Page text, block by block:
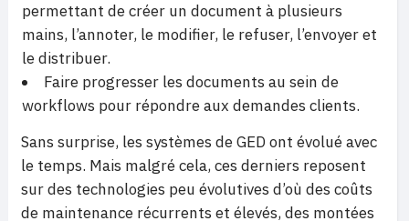
permettant de créer un document à plusieurs
mains, l’annoter, le modifier, le refuser, l’envoyer et
le distribuer.
Faire progresser les documents au sein de
workflows pour répondre aux demandes clients.
Sans surprise, les systèmes de GED ont évolué avec
le temps. Mais malgré cela, ces derniers reposent
sur des technologies peu évolutives d’où des coûts
de maintenance récurrents et élevés, des montées